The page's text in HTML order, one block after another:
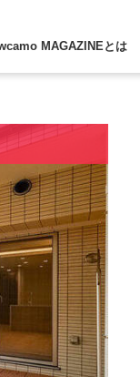
MAGAZINEとは